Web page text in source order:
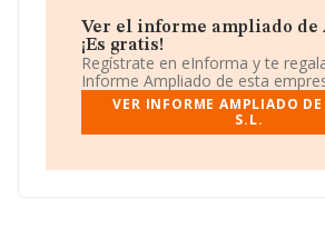
Ha contado con el mismo número de
teniendo en cuenta la información a
INFORMA, ha contado con un número
inferior a la media de sector.
La sociedad españolaAbuvet S.L,
identificación fiscal B05127097, tiene
de Ávila, Castilla-león.
Ver el informe ampliado de
¡Es gratis!
Regístrate en eInforma y te
Informe Ampliado de esta
VER INFORME AMPLIADO DE
S.L.